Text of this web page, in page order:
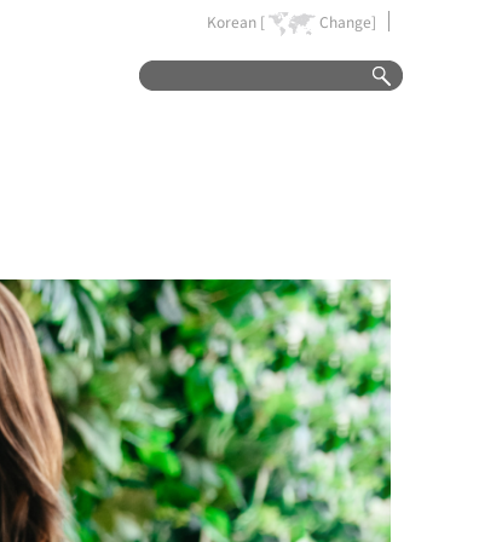
Korean [ Change]